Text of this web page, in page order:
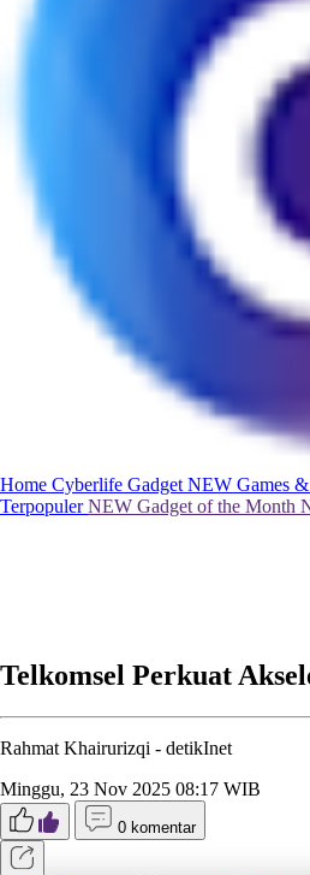
Home Cyberlife Gadget NEW Games
TerpopulerNEW Gadget of the Month
Telkomsel Perkuat
Rahmat Khairurizqi - detikInet
Minggu, 23 Nov 2025 08:17 WIB
0 komentar